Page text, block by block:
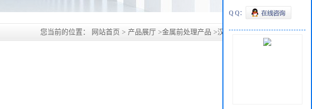
您当前的位置： 网站首页 > 产品展厅 >金属前处理产品 >汉高Alodine 5200
Q Q：